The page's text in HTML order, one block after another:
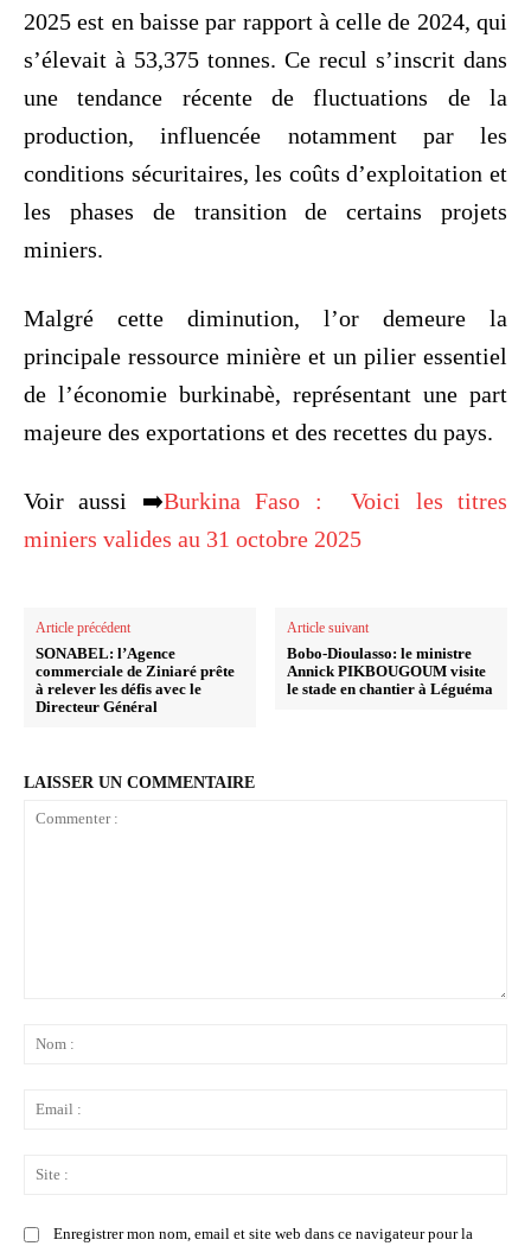
2025 est en baisse par rapport à celle de 2024, qui
s’élevait à 53,375 tonnes. Ce recul s’inscrit dans
une tendance récente de fluctuations de la
production, influencée notamment par les
conditions sécuritaires, les coûts d’exploitation et
les phases de transition de certains projets
miniers.
Malgré cette diminution, l’or demeure la
principale ressource minière et un pilier essentiel
de l’économie burkinabè, représentant une part
majeure des exportations et des recettes du pays.
Voir aussi ➡️Burkina Faso : Voici les titres
miniers valides au 31 octobre 2025
Article précédent
SONABEL: l’Agence
commerciale de Ziniaré prête
à relever les défis avec le
Directeur Général
Article suivant
Bobo-Dioulasso: le ministre
Annick PIKBOUGOUM visite
le stade en chantier à Léguéma
LAISSER UN COMMENTAIRE
Enregistrer mon nom, email et site web dans ce navigateur pour la